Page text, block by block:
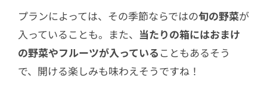
プランによっては、その季節ならではの旬の野菜が
入っていることも。また、 当たりの箱にはおまけ
の野菜やフルーツが入っている こともあるそう
で、開ける楽しみも味わえそうですね！